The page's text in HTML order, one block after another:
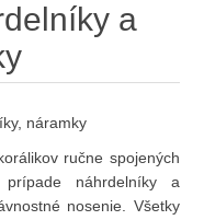
a
náramky
ručne spojených
náhrdelníky a
nosenie. Všetky